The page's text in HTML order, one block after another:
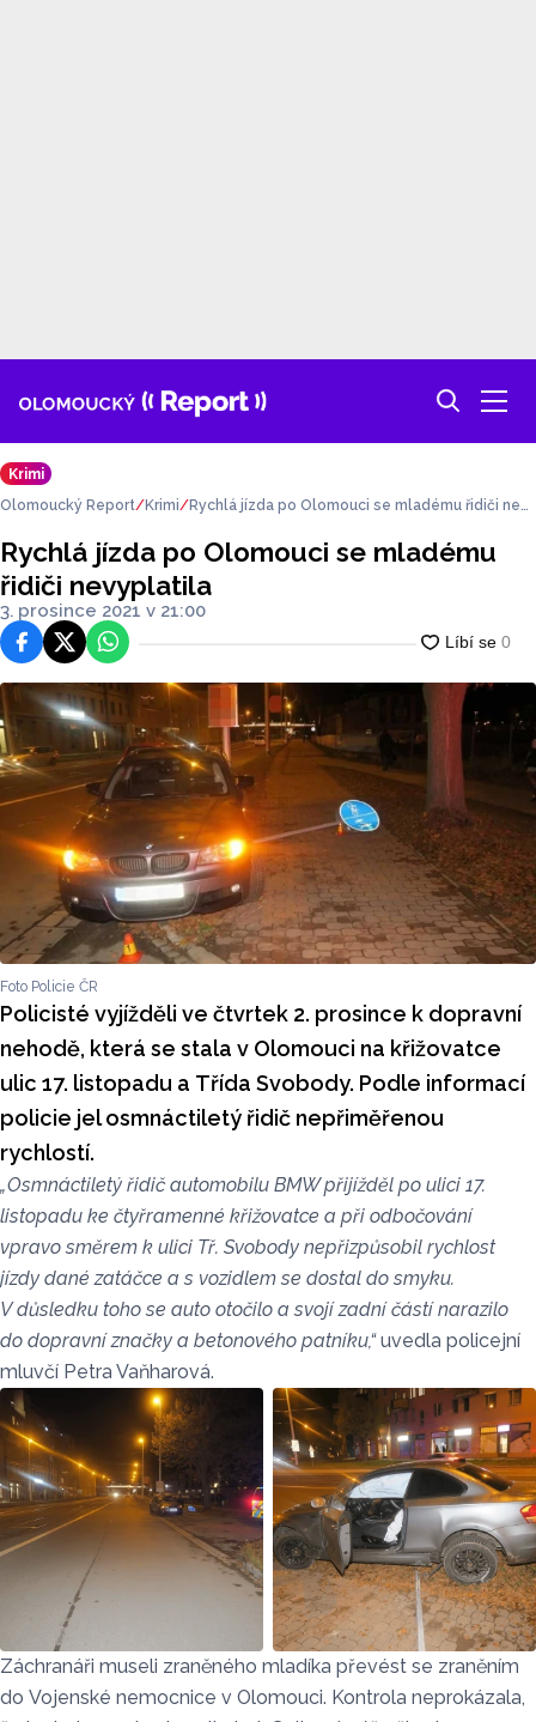
Krimi
Olomoucký Report
Krimi
Rychlá jízda po Olomouci se mladému řidiči nev
Rychlá jízda po Olomouci se mladému
řidiči nevyplatila
3. prosince 2021 v 21:00
FacebookPlatforma X
WhatsApp
Foto Policie ČR
Policisté vyjížděli ve čtvrtek 2. prosince k dopravní
nehodě, která se stala v Olomouci na křižovatce
ulic 17. listopadu a Třída Svobody. Podle informací
policie jel osmnáctiletý řidič nepřiměřenou
rychlostí.
„Osmnáctiletý řidič automobilu BMW přijížděl po ulici 17.
listopadu ke čtyřramenné křižovatce a při odbočování
vpravo směrem k ulici Tř. Svobody nepřizpůsobil rychlost
jízdy dané zatáčce a s vozidlem se dostal do smyku.
V důsledku toho se auto otočilo a svojí zadní částí narazilo
do dopravní značky a betonového patníku,“uvedla policejní
mluvčí Petra Vaňharová.
Záchranáři museli zraněného mladíka převést se zraněním
do Vojenské nemocnice v Olomouci. Kontrola neprokázala,